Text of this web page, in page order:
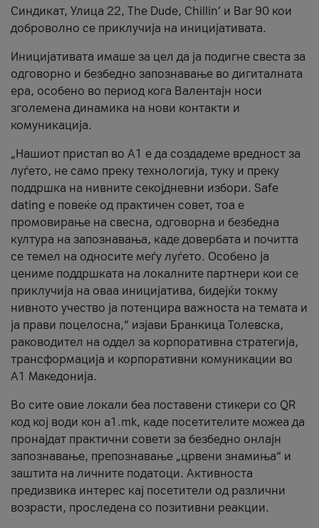
Синдикат, Улица 22, The Dude, Chillin’ и Bar 90 кои
доброволно се приклучија на иницијативата.
Иницијативата имаше за цел да ја подигне свеста за
одговорно и безбедно запознавање во дигиталната
ера, особено во период кога Валентајн носи
зголемена динамика на нови контакти и
комуникација.
„Нашиот пристап во А1 е да создадеме вредност за
луѓето, не само преку технологија, туку и преку
поддршка на нивните секојдневни избори. Safe
dating е повеќе од практичен совет, тоа е
промовирање на свесна, одговорна и безбедна
култура на запознавања, каде довербата и почитта
се темел на односите меѓу луѓето. Особено ја
цениме поддршката на локалните партнери кои се
приклучија на оваа иницијатива, бидејќи токму
нивното учество ја потенцира важноста на темата и
ја прави поцелосна,“ изјави Бранкица Толевска,
раководител на оддел за корпоративна стратегија,
трансформација и корпоративни комуникации во
А1 Македонија.
Во сите овие локали беа поставени стикери со QR
код кој води кон a1.mk, каде посетителите можеа да
пронајдат практични совети за безбедно онлајн
запознавање, препознавање „црвени знамиња“ и
заштита на личните податоци. Активноста
предизвика интерес кај посетители од различни
возрасти, проследена со позитивни реакции.